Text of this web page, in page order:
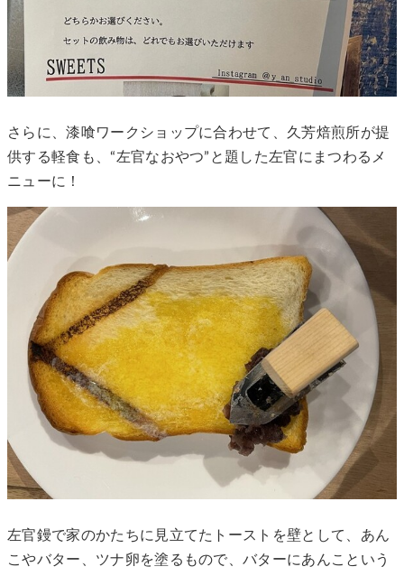
さらに、漆喰ワークショップに合わせて、久芳焙煎所が提
供する軽食も、“左官なおやつ”と題した左官にまつわるメ
ニューに！
左官鏝で家のかたちに見立てたトーストを壁として、あん
こやバター、ツナ卵を塗るもので、バターにあんこという